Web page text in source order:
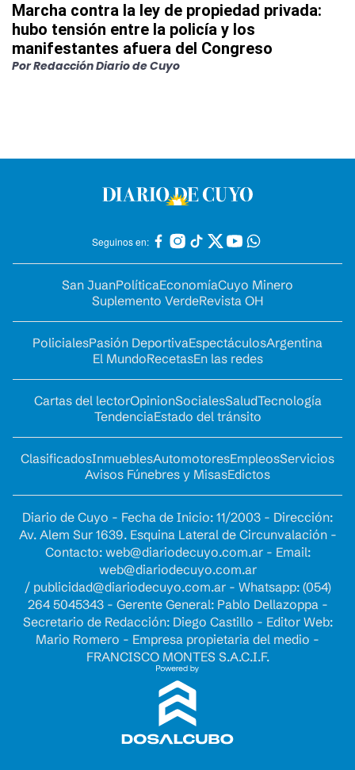
Marcha contra la ley de propiedad privada:
hubo tensión entre la policía y los
manifestantes afuera del Congreso
PorRedacción Diario de Cuyo
Seguinos en:
San JuanPolíticaEconomíaCuyo Minero
Suplemento VerdeRevista OH
PolicialesPasión DeportivaEspectáculosArgentina
El MundoRecetasEn las redes
Cartas del lectorOpinionSocialesSaludTecnología
TendenciaEstado del tránsito
ClasificadosInmueblesAutomotoresEmpleosServicios
Avisos Fúnebres y MisasEdictos
Diario de Cuyo - Fecha de Inicio: 11/2003 - Dirección:
Av. Alem Sur 1639. Esquina Lateral de Circunvalación -
Contacto: web@diariodecuyo.com.ar- Email:
web@diariodecuyo.com.ar
/ publicidad@diariodecuyo.com.ar- Whatsapp: (054)
264 5045343 - Gerente General: Pablo Dellazoppa -
Secretario de Redacción: Diego Castillo - Editor Web:
Mario Romero - Empresa propietaria del medio -
FRANCISCO MONTES S.A.C.I.F.